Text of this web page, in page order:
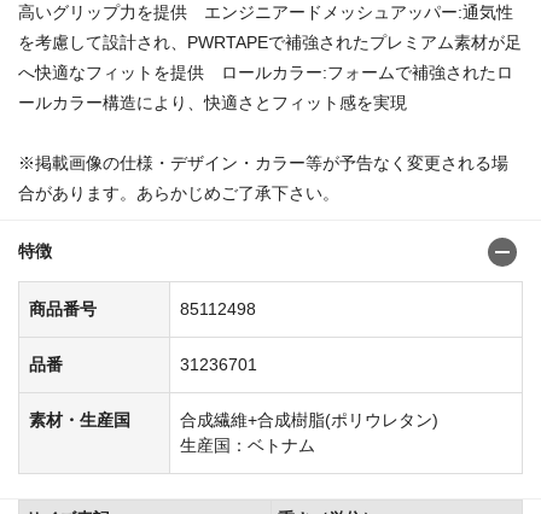
高いグリップ力を提供 エンジニアードメッシュアッパー:通気性
を考慮して設計され、PWRTAPEで補強されたプレミアム素材が足
へ快適なフィットを提供 ロールカラー:フォームで補強されたロ
ールカラー構造により、快適さとフィット感を実現
※掲載画像の仕様・デザイン・カラー等が予告なく変更される場
合があります。あらかじめご了承下さい。
特徴
商品番号 85112498
品番 31236701
素材・生産国
合成繊維+合成樹脂(ポリウレタン)
生産国：ベトナム